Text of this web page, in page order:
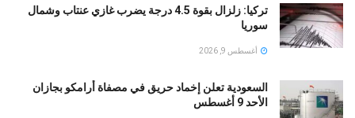
تركيا: زلزال بقوة 4.5 درجة يضرب غازي عنتاب وشمال
سوريا
أغسطس 9, 2026
السعودية تعلن إخماد حريق في مصفاة أرامكو بجازان
الأحد 9 أغسطس